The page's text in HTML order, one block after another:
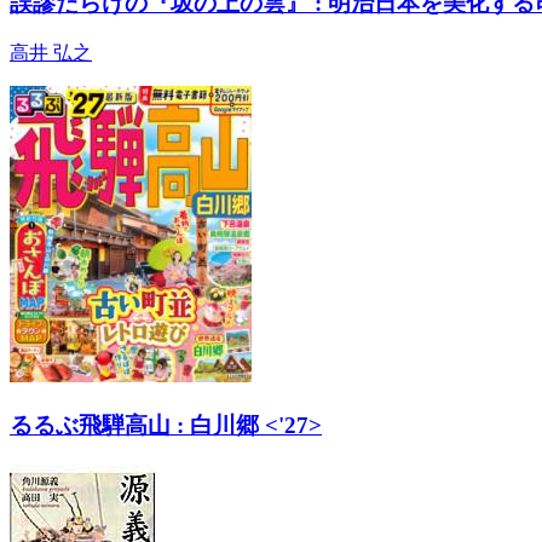
高井 弘之
るるぶ飛騨高山 : 白川郷 <'27>